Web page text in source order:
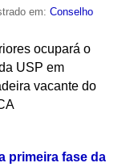
em: Conselho
ocupará o
USP em
vacante do
primeira fase da